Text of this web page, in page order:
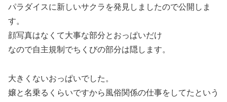
パラダイスに新しいサクラを発見しましたので公開しま
す。
顔写真はなくて大事な部分とおっぱいだけ
なので自主規制でちくびの部分は隠します。
大きくないおっぱいでした。
嬢と名乗るくらいですから風俗関係の仕事をしてたという